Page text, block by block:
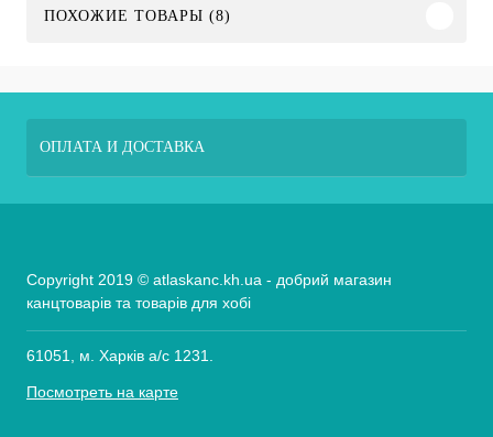
ПОХОЖИЕ ТОВАРЫ (8)
ОПЛАТА И ДОСТАВКА
Copyright 2019 © atlaskanc.kh.ua - добрий магазин
канцтоварів та товарів для хобі
61051, м. Харків а/с 1231.
Посмотреть на карте